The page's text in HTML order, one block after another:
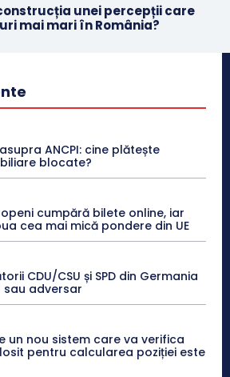
unei percepții care
mai mari în România?
ANCPI: cine plătește
blocate?
cumpără bilete online, iar
cea mai mică pondere din UE
CDU/CSU și SPD din Germania
sau adversar
un nou sistem care va verifica
pentru calcularea poziției este